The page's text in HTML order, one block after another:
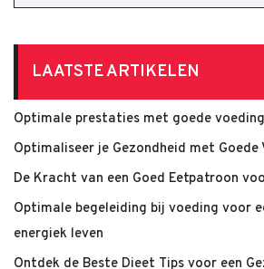
LAATSTE ARTIKELEN
Optimale prestaties met goede
Optimaliseer je Gezondheid met Goede
De Kracht van een Goed Eetpatroon
Optimale begeleiding bij voeding voor
energiek leven
Ontdek de Beste Dieet Tips voor een